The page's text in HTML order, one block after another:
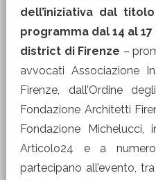
dell’iniziativa dal
programma dal 14 al
district di Firenze –
avvocati Associazione
Firenze, dall’Ordine
Fondazione Architetti
Fondazione
Articolo24 e a
partecipano all’evento,